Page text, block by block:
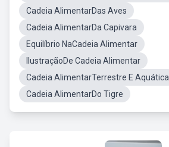
Cadeia AlimentarDas Aves
Cadeia AlimentarDa Capivara
Equilíbrio NaCadeia Alimentar
IlustraçãoDe Cadeia Alimentar
Cadeia AlimentarTerrestre E Aquática
Cadeia AlimentarDo Tigre